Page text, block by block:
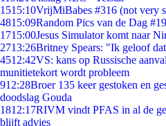
1515:10VrijMiBabes #316 (not very
4815:09Random Pics van de Dag
1715:00Jesus Simulator komt naar
2713:26Britney Spears: "Ik geloof
4512:42VS: kans op Russische
munitietekort wordt probleem
912:28Broer 135 keer gestoken en
doodslag Gouda
1812:17RIVM vindt PFAS in al de
blijft advies